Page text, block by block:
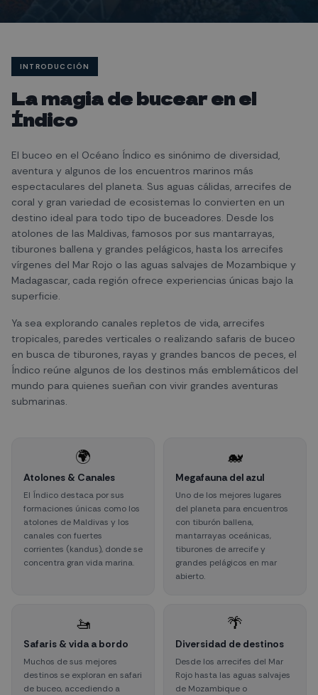
INTRODUCCIÓN
La magia de bucear en el
Índico
El buceo en el Océano Índico es sinónimo de diversidad,
aventura y algunos de los encuentros marinos más
espectaculares del planeta. Sus aguas cálidas, arrecifes de
coral y gran variedad de ecosistemas lo convierten en un
destino ideal para todo tipo de buceadores. Desde los
atolones de las Maldivas, famosos por sus mantarrayas,
tiburones ballena y grandes pelágicos, hasta los arrecifes
vírgenes del Mar Rojo o las aguas salvajes de Mozambique y
Madagascar, cada región ofrece experiencias únicas bajo la
superficie.
Ya sea explorando canales repletos de vida, arrecifes
tropicales, paredes verticales o realizando safaris de buceo
en busca de tiburones, rayas y grandes bancos de peces, el
Índico reúne algunos de los destinos más emblemáticos del
mundo para quienes sueñan con vivir grandes aventuras
submarinas.
🌍
Atolones & Canales
El Índico destaca por sus
formaciones únicas como los
atolones de Maldivas y los
canales con fuertes
corrientes (kandus), donde se
concentra gran vida marina.
🐋
Megafauna del azul
Uno de los mejores lugares
del planeta para encuentros
con tiburón ballena,
mantarrayas oceánicas,
tiburones de arrecife y
grandes pelágicos en mar
abierto.
🚤
Safaris & vida a bordo
Muchos de sus mejores
destinos se exploran en safari
de buceo, accediendo a
🌴
Diversidad de destinos
Desde los arrecifes del Mar
Rojo hasta las aguas salvajes
de Mozambique o